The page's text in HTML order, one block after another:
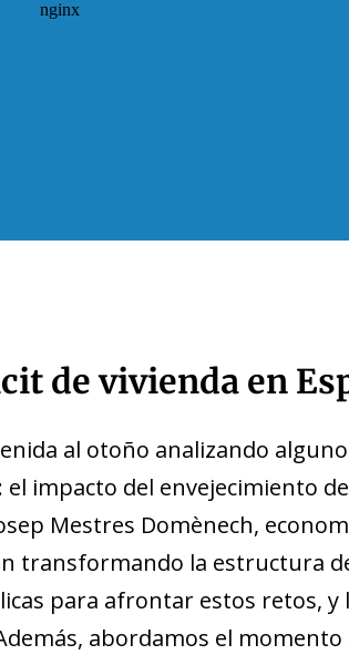
de vivienda en
al otoño analizando
impacto del envejecimiento
Mestres Domènech,
transformando la estructura
para afrontar estos retos, y
abordamos el